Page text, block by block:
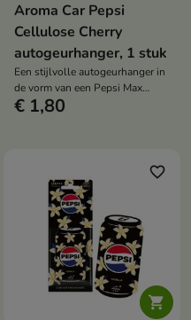
Aroma Car Pepsi
Cellulose Cherry
autogeurhanger, 1 stuk
Een stijlvolle autogeurhanger in
de vorm van een Pepsi Max
Cherry blikje
€ 1,80

favorite_border